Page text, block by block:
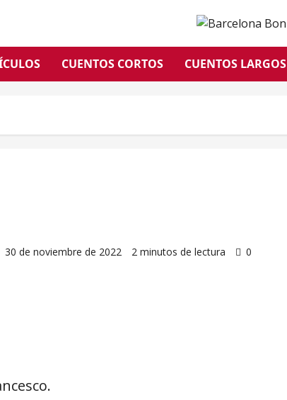
CUENTOS CORTOS CUENTOS LARGOS
30 de noviembre de 2022 2 minutos de lectura 0